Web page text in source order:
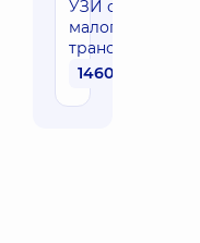
УЗИ органов
малого таза
трансвагинально
1460 грн